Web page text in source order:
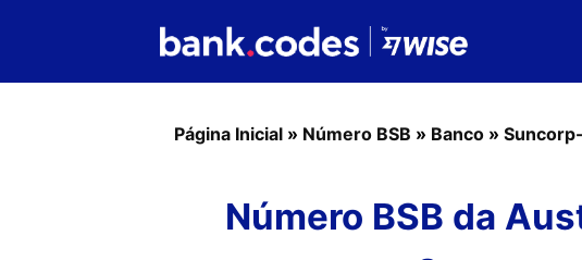
Página Inicial » Número BSB » Banco »
Número BSB da